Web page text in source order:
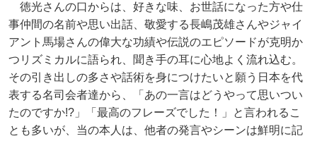
徳光さんの口からは、好きな味、お世話になった方や仕
事仲間の名前や思い出話、敬愛する長嶋茂雄さんやジャイ
アント馬場さんの偉大な功績や伝説のエピソードが克明か
つリズミカルに語られ、聞き手の耳に心地よく流れ込む。
その引き出しの多さや話術を身につけたいと願う日本を代
表する名司会者達から、「あの一言はどうやって思いつい
たのですか!?」「最高のフレーズでした！」と言われるこ
とも多いが、当の本人は、他者の発言やシーンは鮮明に記